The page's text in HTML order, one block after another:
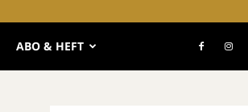
ABO & HEFT